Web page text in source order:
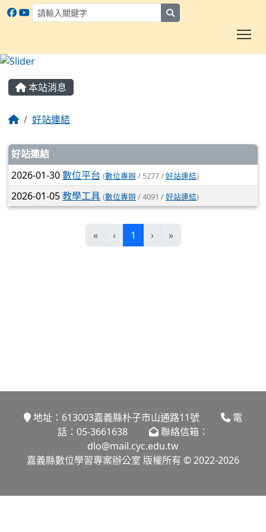
本站消息
好站連結
文章列表
好站連結
2026-01-30數位平台 (數位專辦/ 5277 /好站連結)
2026-01-05教學工具 (數位專辦/ 4091 /好站連結)
« ‹ 1 (current)
› »
地址：613003嘉義縣朴子市山通路11號
電
話：05-3661638
聯絡信箱：
dlo@mail.cyc.edu.tw
嘉義縣數位學習專案辦公室 版權所有 © 2022-2026